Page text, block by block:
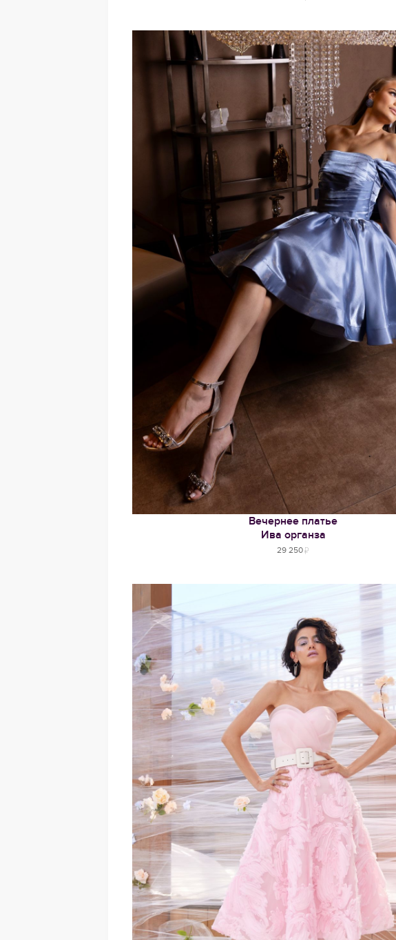
Вечернее платье
Ива органза
29 250